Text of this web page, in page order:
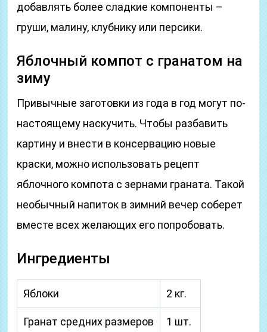
добавлять более сладкие компоненты –
груши, малину, клубнику или персики.
Яблочный компот с гранатом на
зиму
Привычные заготовки из года в год могут по-
настоящему наскучить. Чтобы разбавить
картину и внести в консервацию новые
краски, можно использовать рецепт
яблочного компота с зернами граната. Такой
необычный напиток в зимний вечер соберет
вместе всех желающих его попробовать.
Ингредиенты
Яблоки 2 кг.
Гранат средних размеров 1 шт.